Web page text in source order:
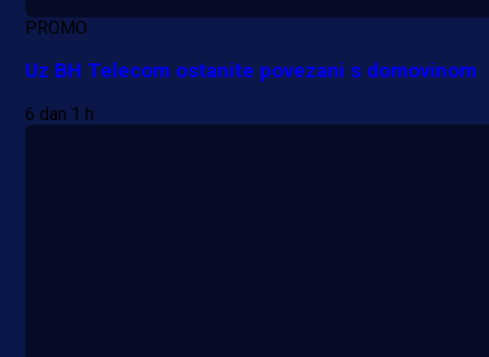
PROMO
Uz BH Telecom ostanite povezani s domovinom
6 dan 1 h